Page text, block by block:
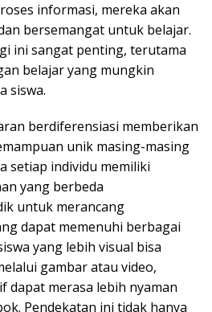
informasi, mereka akan
bersemangat untuk belajar.
ini sangat penting, terutama
belajar yang mungkin
siswa.
berdiferensiasi memberikan
unik masing-masing
setiap individu memiliki
yang berbeda
untuk merancang
dapat memenuhi berbagai
yang lebih visual bisa
gambar atau video,
dapat merasa lebih nyaman
Pendekatan ini tidak hanya